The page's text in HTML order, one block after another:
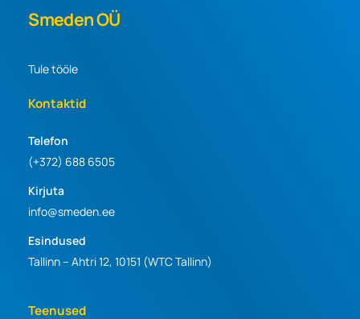
Smeden OÜ
Tule tööle
Kontaktid
Telefon
(+372) 688 6505
Kirjuta
info@smeden.ee
Esindused
Tallinn – Ahtri 12, 10151 (WTC Tallinn)
Teenused